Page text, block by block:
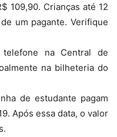
109,90. Crianças até 12
um pagante. Verifique
na Central de
na bilheteria do
de estudante pagam
Após essa data, o valor